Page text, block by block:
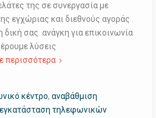
της σε συνεργασία με
εγχώριας και διεθνούς αγοράς .
δική σας ανάγκη για επικοινωνία
λύσεις
περισσότερα
κέντρο, αναβάθμιση
εγκατάσταση τηλεφωνικών